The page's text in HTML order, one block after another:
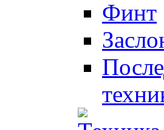
Финт